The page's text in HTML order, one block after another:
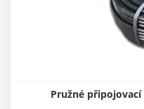
Pružné připojovací